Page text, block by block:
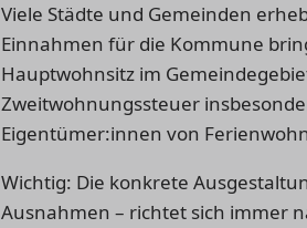
Viele Städte und Gemeinden
Einnahmen für die Kommune
Hauptwohnsitz im
Zweitwohnungssteuer
Eigentümer:innen von
Wichtig: Die konkrete
Ausnahmen – richtet sich immer